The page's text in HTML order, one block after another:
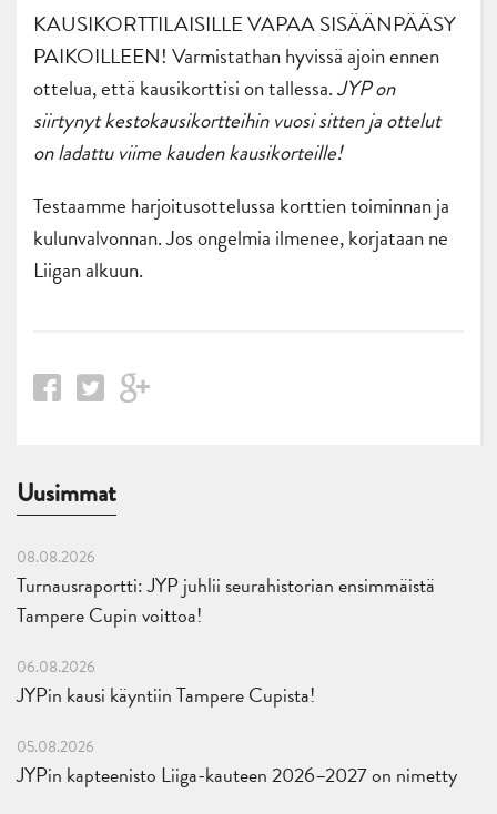
KAUSIKORTTILAISILLE VAPAA SISÄÄNPÄÄSY
PAIKOILLEEN! Varmistathan hyvissä ajoin ennen
ottelua, että kausikorttisi on tallessa.JYP on
siirtynyt kestokausikortteihin vuosi sitten ja ottelut
on ladattu viime kauden kausikorteille!
Testaamme harjoitusottelussa korttien toiminnan ja
kulunvalvonnan. Jos ongelmia ilmenee, korjataan ne
Liigan alkuun.
Uusimmat
08.08.2026
Turnausraportti: JYP juhlii seurahistorian ensimmäistä
Tampere Cupin voittoa!
06.08.2026
JYPin kausi käyntiin Tampere Cupista!
05.08.2026
JYPin kapteenisto Liiga-kauteen 2026–2027 on nimetty